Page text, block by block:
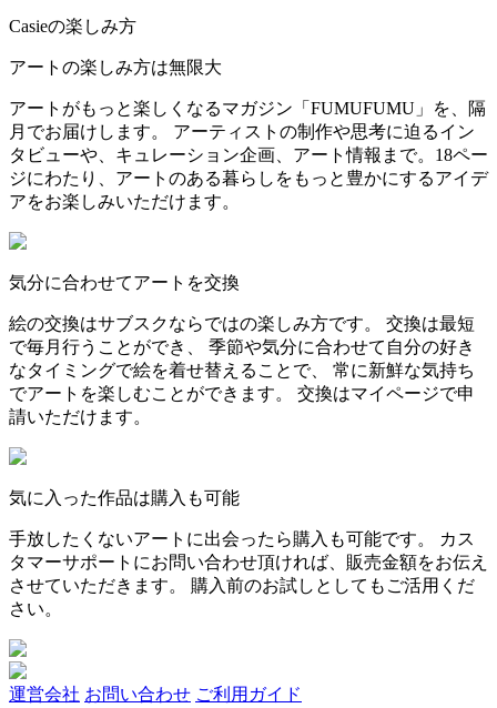
Casieの楽しみ方
アートの楽しみ方は無限大
アートがもっと楽しくなるマガジン「FUMUFUMU」を、隔
月でお届けします。 アーティストの制作や思考に迫るイン
タビューや、キュレーション企画、アート情報まで。18ペー
ジにわたり、アートのある暮らしをもっと豊かにするアイデ
アをお楽しみいただけます。
気分に合わせてアートを交換
絵の交換はサブスクならではの楽しみ方です。 交換は最短
で毎月行うことができ、 季節や気分に合わせて自分の好き
なタイミングで絵を着せ替えることで、 常に新鮮な気持ち
でアートを楽しむことができます。 交換はマイページで申
請いただけます。
気に入った作品は購入も可能
手放したくないアートに出会ったら購入も可能です。 カス
タマーサポートにお問い合わせ頂ければ、販売金額をお伝え
させていただきます。 購入前のお試しとしてもご活用くだ
さい。
運営会社 お問い合わせ ご利用ガイド